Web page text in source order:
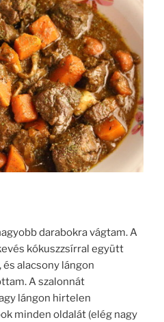
darabokra vágtam. A
kókuszzsírral együtt
alacsony lángon
A szalonnát
lángon hirtelen
minden oldalát (elég nagy